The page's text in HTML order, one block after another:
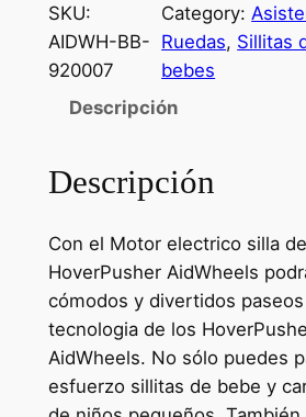
SKU:
AIDWH-BB-
920007
Category:
Ruedas, Sillitas
bebes
Descripción
Descripción
Con el Motor electrico silla
HoverPusher AidWheels
cómodos y divertidos
tecnologia de los
AidWheels. No sólo puedes
esfuerzo sillitas de bebe y